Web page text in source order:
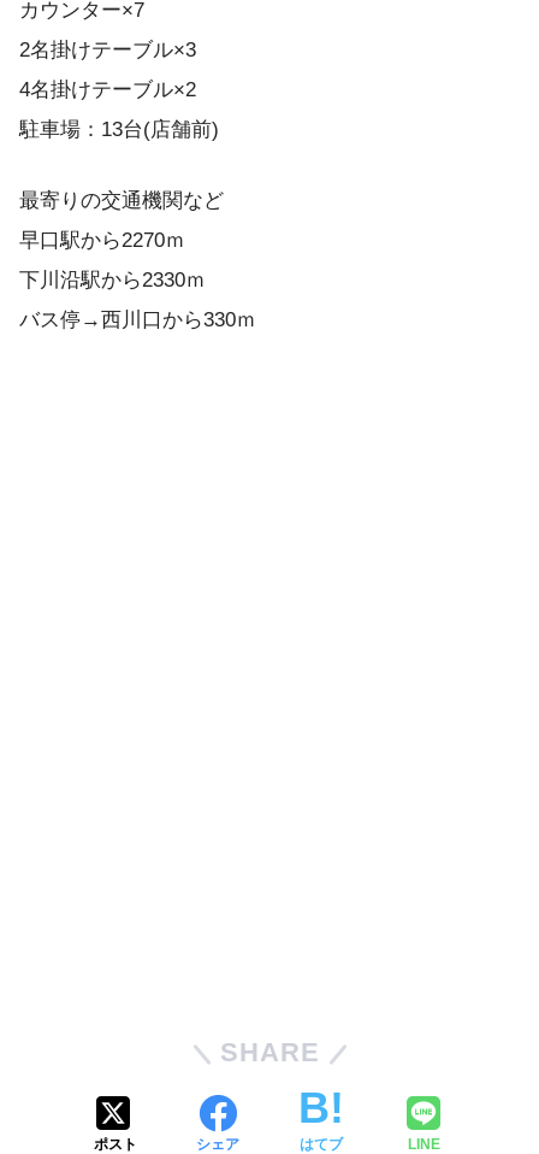
カウンター×7
2名掛けテーブル×3
4名掛けテーブル×2
駐車場：13台(店舗前)
最寄りの交通機関など
早口駅から2270ｍ
下川沿駅から2330ｍ
バス停→西川口から330ｍ
SHARE
ポスト シェア はてブ LINE